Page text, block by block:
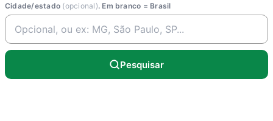
Cidade/estado (opcional). Em branco = Brasil
Pesquisar